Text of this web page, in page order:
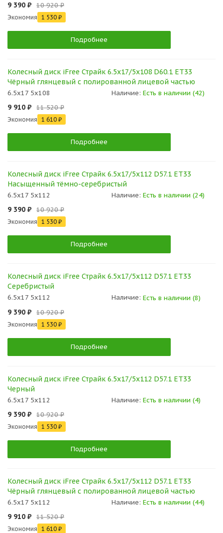
9 390 ₽ 10 920 ₽
Экономия 1 530 ₽
Подробнее
Колесный диск iFree Страйк 6.5x17/5x108 D60.1 ET33
Чёрный глянцевый с полированной лицевой частью
6.5x17 5x108 Наличие: Есть в наличии (42)
9 910 ₽ 11 520 ₽
Экономия 1 610 ₽
Подробнее
Колесный диск iFree Страйк 6.5x17/5x112 D57.1 ET33
Насыщенный тёмно-серебристый
6.5x17 5x112 Наличие: Есть в наличии (24)
9 390 ₽ 10 920 ₽
Экономия 1 530 ₽
Подробнее
Колесный диск iFree Страйк 6.5x17/5x112 D57.1 ET33
Серебристый
6.5x17 5x112 Наличие: Есть в наличии (8)
9 390 ₽ 10 920 ₽
Экономия 1 530 ₽
Подробнее
Колесный диск iFree Страйк 6.5x17/5x112 D57.1 ET33
Черный
6.5x17 5x112 Наличие: Есть в наличии (4)
9 390 ₽ 10 920 ₽
Экономия 1 530 ₽
Подробнее
Колесный диск iFree Страйк 6.5x17/5x112 D57.1 ET33
Чёрный глянцевый с полированной лицевой частью
6.5x17 5x112 Наличие: Есть в наличии (44)
9 910 ₽ 11 520 ₽
Экономия 1 610 ₽